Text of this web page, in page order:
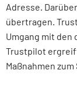
Adresse.
übertragen.
Umgang mit
Trustpilot
Maßnahmen